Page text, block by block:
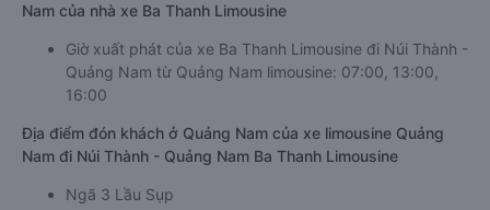
Nam của nhà xe Ba Thanh Limousine
Giờ xuất phát của xe Ba Thanh Limousine đi Núi Thành -
Quảng Nam từ Quảng Nam limousine: 07:00, 13:00,
16:00
Địa điểm đón khách ở Quảng Nam của xe limousine Quảng
Nam đi Núi Thành - Quảng Nam Ba Thanh Limousine
Ngã 3 Lầu Sụp